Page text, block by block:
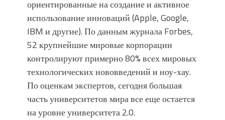
ориентированные на создание и активное
использование инноваций (Apple, Google,
IBM и другие). По данным журнала Forbes,
52 крупнейшие мировые корпорации
контролируют примерно 80% всех мировых
технологических нововведений и ноу-хау.
По оценкам экспертов, сегодня большая
часть университетов мира все еще остается
на уровне университета 2.0.